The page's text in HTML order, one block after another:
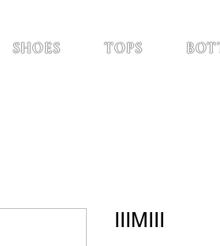
SHOES TOPS
IIIMIII